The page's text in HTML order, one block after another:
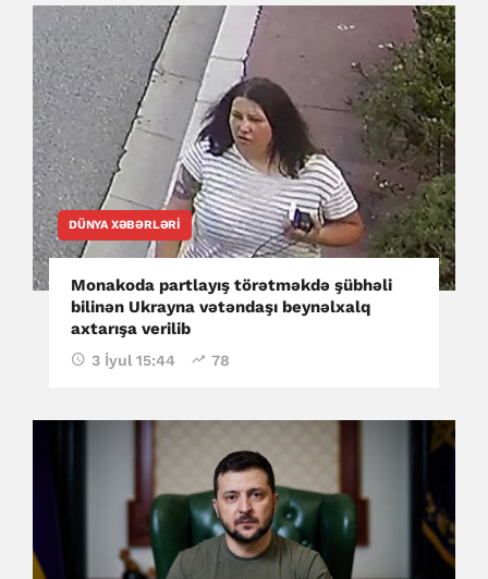
DÜNYA XƏBƏRLƏRI
Monakoda partlayış törətməkdə şübhəli
bilinən Ukrayna vətəndaşı beynəlxalq
axtarışa verilib
3 İyul 15:44 78